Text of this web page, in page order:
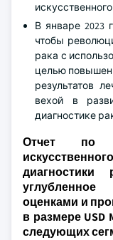
В январе 2023
чтобы
рака с
целью
результатов
вехой в
диагностике
Отчет по
оценками и
в размере USD
следующих